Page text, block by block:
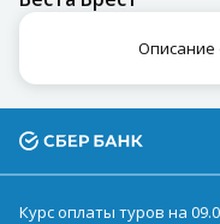
Описание
Курс оплаты туров на